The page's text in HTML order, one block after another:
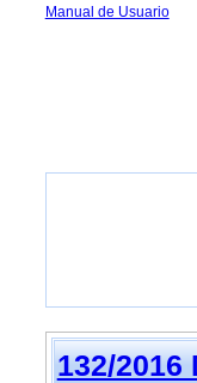
Manual de Usuario
132/2016